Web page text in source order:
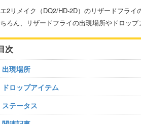
2リメイク（DQ2/HD-2D）のリザードフラ
ろん、リザードフライの出現場所やドロッ
次
出現場所
ドロップアイテム
ステータス